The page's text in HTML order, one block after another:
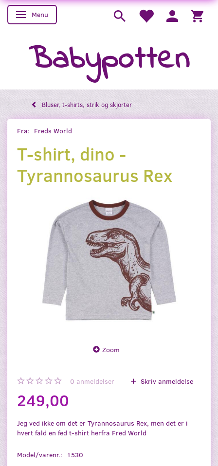
Skifte navigation
Menu
Babypotten
Bluser, t-shirts, strik og skjorter
Fra: Freds World
T-shirt, dino -
Tyrannosaurus Rex
Zoom
0 anmeldelser Skriv anmeldelse
249,00
Jeg ved ikke om det er Tyrannosaurus Rex, men det er i
hvert fald en fed t-shirt herfra Fred World
Model/varenr.:
1530